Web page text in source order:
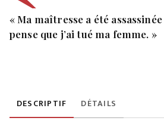
« Ma maîtresse a été
pense que j’ai tué ma femme. »
DESCRIPTIF DÉTAILS